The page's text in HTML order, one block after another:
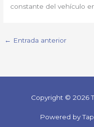
constante del vehículo
← Entrada anterior
Copyright © 2026
Powered by